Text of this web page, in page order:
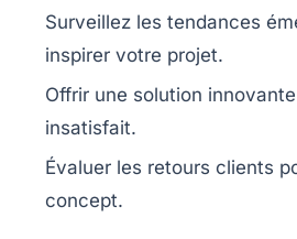
Surveillez les tendances
inspirer votre projet.
Offrir une solution innovante
insatisfait.
Évaluer les retours clients
concept.